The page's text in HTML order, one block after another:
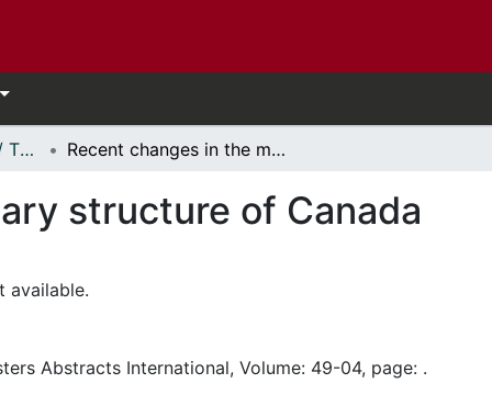
Thèses, 1910 - 2010 // Theses, 1910 - 2010 Recent changes in the monetary structure of Canada
structure of Canada
available.
Abstracts International, Volume: 49-04, page: .